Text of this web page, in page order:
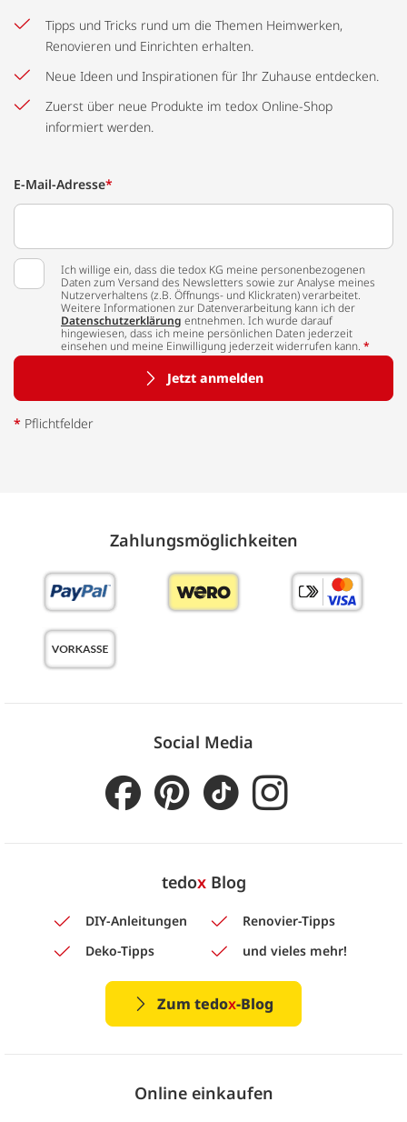
Tipps und Tricks rund um die Themen Heimwerken,
Renovieren und Einrichten erhalten.
Neue Ideen und Inspirationen für Ihr Zuhause entdecken.
Zuerst über neue Produkte im tedox Online-Shop
informiert werden.
E-Mail-Adresse*
Ich willige ein, dass die tedox KG meine personenbezogenen
Daten zum Versand des Newsletters sowie zur Analyse meines
Nutzerverhaltens (z.B. Öffnungs- und Klickraten) verarbeitet.
Weitere Informationen zur Datenverarbeitung kann ich der
Datenschutzerklärung entnehmen. Ich wurde darauf
hingewiesen, dass ich meine persönlichen Daten jederzeit
einsehen und meine Einwilligung jederzeit widerrufen kann. *
Jetzt anmelden
* Pflichtfelder
Zahlungs­möglich­keiten
Social Media
tedoxBlog
DIY-Anleitungen
Renovier-Tipps
Deko-Tipps
und vieles mehr!
Zum tedox-Blog
Online einkaufen